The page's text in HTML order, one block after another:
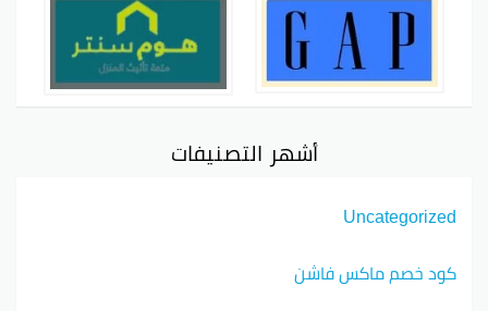
أشهر التصنيفات
Uncategorized
كود خصم ماكس فاشن